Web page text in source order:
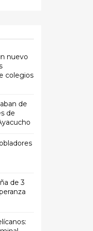
nuevo
colegios
de
de
de 3